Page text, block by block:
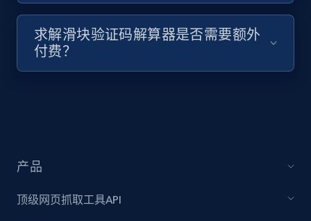
求解滑块验证码解算器是否需要额外
付费？
产品
顶级网页抓取工具API